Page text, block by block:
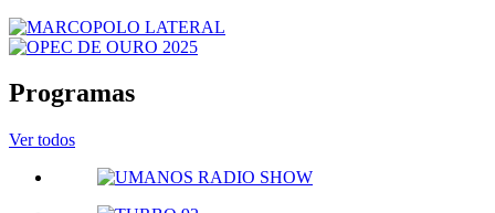
Programas
Ver todos